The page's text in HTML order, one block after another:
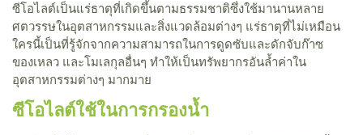
ซีโอไลต์เป็นแร่ธาตุที่เกิดขึ้นตามธรรมชาติซึ่งใช้มานานหลาย
ศตวรรษในอุตสาหกรรมและสิ่งแวดล้อมต่างๆ แร่ธาตุที่ไม่เหมือน
ใครนี้เป็นที่รู้จักจากความสามารถในการดูดซับและดักจับก๊าซ
ของเหลว และโมเลกุลอื่นๆ ทำให้เป็นทรัพยากรอันล้ำค่าใน
อุตสาหกรรมต่างๆ มากมาย
ซีโอไลต์ใช้ในการกรองน้ำ